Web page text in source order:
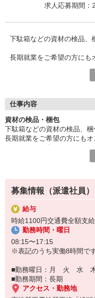
求人応募期間：
下駄箱などの資材の検品、
長期就業をご希望の方にも
人気の日勤のみ。ウレシ
ざいます。詳細はオペレー
『テクノ・サービス』は、
プです。
全国にあるお仕事の中から
じたお仕事をご案内します
安全管理体制も万全です
登録方法は、【オンライン
選べます♪
★★履歴書・証明写真は不
また、ご登録済の方はお仕
ご応募お待ちしています。
仕事内容
資材の検品・梱包
下駄箱などの資材の検品、梱
長期就業をご希望の方にも
人気の日勤のみ。ウレシイ
募集情報（派遣社員）
給与
時給1100円交通費全額支給
勤務時間・曜日
08:15〜17:15
※表記のうち実働8時間です
■勤務曜日：月 火 水
■勤務期間：長期
アクセス・勤務地